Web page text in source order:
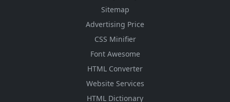
Sitemap
Advertising Price
CSS Minifier
Font Awesome
HTML Converter
Website Services
HTML Dictionary